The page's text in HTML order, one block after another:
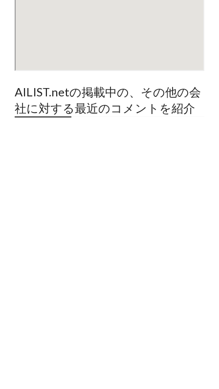
AILIST.netの掲載中の、その他の会
社に対する最近のコメントを紹介